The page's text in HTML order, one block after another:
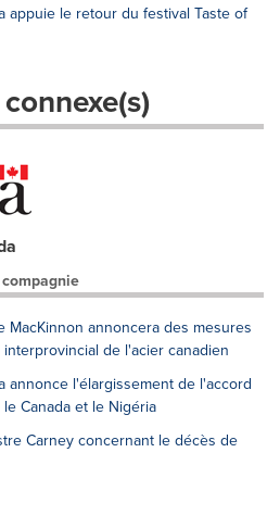
appuie le retour du festival Taste of
MacKinnon annoncera des mesures
de l'acier canadien
annonce l'élargissement de l'accord
Canada et le Nigéria
Carney concernant le décès de